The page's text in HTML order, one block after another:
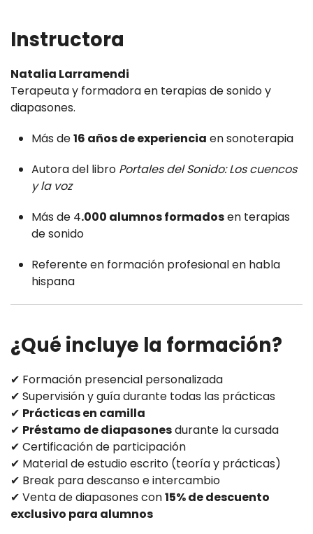
Instructora
Natalia Larramendi
Terapeuta y formadora en terapias de sonido y
diapasones.
Más de16 años de experiencia en sonoterapia
Autora del libro Portales del Sonido: Los cuencos
y la voz
Más de 4.000 alumnos formadosen terapias
de sonido
Referente en formación profesional en habla
hispana
¿Qué incluye la formación?
✔ Formación presencial personalizada
✔ Supervisión y guía durante todas las prácticas
✔ Prácticas en camilla
✔ Préstamo de diapasonesdurante la cursada
✔ Certificación de participación
✔ Material de estudio escrito (teoría y prácticas)
✔ Break para descanso e intercambio
✔ Venta de diapasones con15% de descuento
exclusivo para alumnos